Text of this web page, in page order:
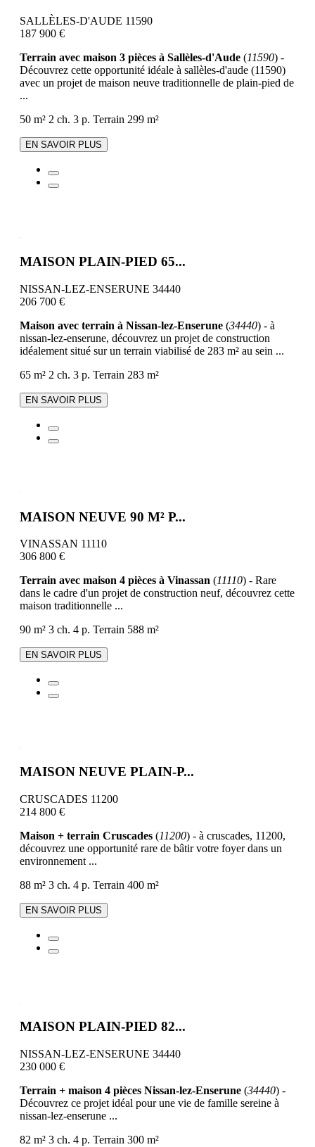
SALLÈLES-D'AUDE 11590
187 900 €
Terrain avec maison 3 pièces à Sallèles-d'Aude (11590) -
Découvrez cette opportunité idéale à sallèles-d'aude (11590)
avec un projet de maison neuve traditionnelle de plain-pied de
...
50 m² 2 ch. 3 p. Terrain 299 m²
EN SAVOIR PLUS
MAISON PLAIN-PIED 65...
NISSAN-LEZ-ENSERUNE 34440
206 700 €
Maison avec terrain à Nissan-lez-Enserune (34440) - à
nissan-lez-enserune, découvrez un projet de construction
idéalement situé sur un terrain viabilisé de 283 m² au sein ...
65 m² 2 ch. 3 p. Terrain 283 m²
EN SAVOIR PLUS
MAISON NEUVE 90 M² P...
VINASSAN 11110
306 800 €
Terrain avec maison 4 pièces à Vinassan (11110) - Rare
dans le cadre d'un projet de construction neuf, découvrez cette
maison traditionnelle ...
90 m² 3 ch. 4 p. Terrain 588 m²
EN SAVOIR PLUS
MAISON NEUVE PLAIN-P...
CRUSCADES 11200
214 800 €
Maison + terrain Cruscades (11200) - à cruscades, 11200,
découvrez une opportunité rare de bâtir votre foyer dans un
environnement ...
88 m² 3 ch. 4 p. Terrain 400 m²
EN SAVOIR PLUS
MAISON PLAIN-PIED 82...
NISSAN-LEZ-ENSERUNE 34440
230 000 €
Terrain + maison 4 pièces Nissan-lez-Enserune (34440) -
Découvrez ce projet idéal pour une vie de famille sereine à
nissan-lez-enserune ...
82 m² 3 ch. 4 p. Terrain 300 m²